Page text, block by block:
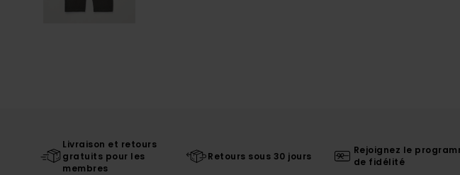
Livraison et retours
gratuits pour les
membres
Retours sous 30 jours
Rejoignez le
de fidélité